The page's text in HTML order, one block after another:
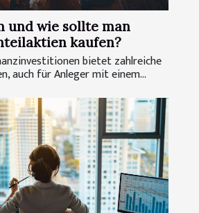
und wie sollte man
kaufen?
bietet zahlreiche
auch für Anleger mit einem...